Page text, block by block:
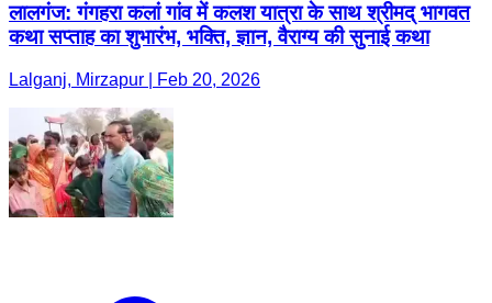
लालगंज: गंगहरा कलां गांव में कलश यात्रा के साथ श्रीमद् भागवत
कथा सप्ताह का शुभारंभ, भक्ति, ज्ञान, वैराग्य की सुनाई कथा
Lalganj, Mirzapur | Feb 20, 2026